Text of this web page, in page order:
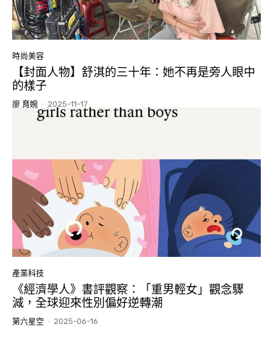
時尚美容
【封面人物】舒淇的三十年：她不再是旁人眼中
的樣子
廖 育婉 - 2025-11-17
產業科技
《經濟學人》書評觀察：「重男輕女」觀念驟
減，全球迎來性別偏好逆轉潮
第六星空 - 2025-06-16